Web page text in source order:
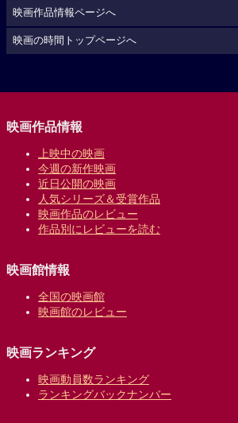
映画作品情報ページへ
映画の時間トップページへ
映画作品情報
上映中の映画
今週の新作映画
近日公開の映画
人気シリーズ＆受賞作品
映画作品のレビュー
作品別にレビューを読む
映画館情報
全国の映画館
映画館のレビュー
映画ランキング
映画動員数ランキング
ランキングバックナンバー